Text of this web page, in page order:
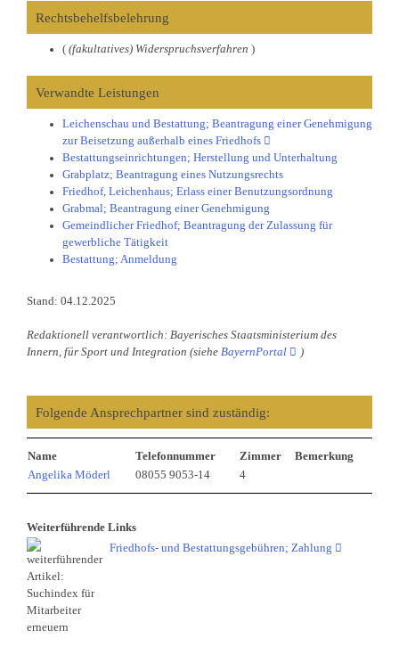
Rechtsbehelfsbelehrung
( (fakultatives) Widerspruchsverfahren )
Verwandte Leistungen
Leichenschau und Bestattung; Beantragung einer Genehmigung
zur Beisetzung außerhalb eines Friedhofs
Bestattungseinrichtungen; Herstellung und Unterhaltung
Grabplatz; Beantragung eines Nutzungsrechts
Friedhof, Leichenhaus; Erlass einer Benutzungsordnung
Grabmal; Beantragung einer Genehmigung
Gemeindlicher Friedhof; Beantragung der Zulassung für
gewerbliche Tätigkeit
Bestattung; Anmeldung
Stand: 04.12.2025
Redaktionell verantwortlich: Bayerisches Staatsministerium des
Innern, für Sport und Integration (siehe BayernPortal )
Folgende Ansprechpartner sind zuständig:
Name Telefonnummer Zimmer
Bemerkung
Angelika Möderl
08055 9053-14 4
Weiterführende Links
Friedhofs- und Bestattungsgebühren; Zahlung